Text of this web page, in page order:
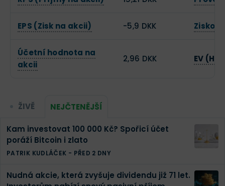
EPS (Zisk na akcii) -5,9 DKK
Účetní hodnota na
akcii
2,96 DKK EV
ŽIVĚ NEJČTENĚJŠÍ
Kam investovat 100 000 Kč? Spořicí účet
poráží Bitcoin i zlato
PATRIK KUDLÁČEK - PŘED 2 DNY
Nudná akcie, která zvyšuje dividendu již 71 let.